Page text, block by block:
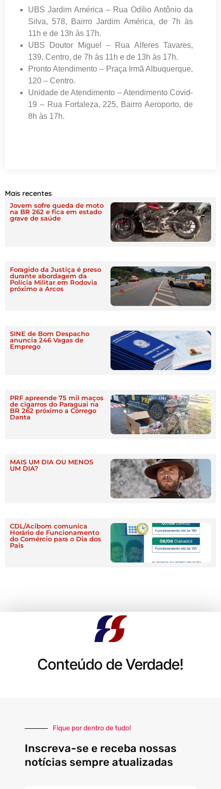
UBS Jardim América – Rua Odílio Antônio da
Silva, 578, Bairro Jardim América, de 7h às
11h e de 13h às 17h.
UBS Doutor Miguel – Rua Alferes Tavares,
139, Centro, de 7h às 11h e de 13h às 17h.
Pronto Atendimento – Praça Irmã Albuquerque,
120 – Centro.
Unidade de Atendimento – Atendimento Covid-
19 – Rua Fortaleza, 225, Bairro Aeroporto, de
8h às 17h.
Mais recentes
Jovem sofre queda de moto
na BR 262 e fica em estado
grave de saúde
Foragido da Justiça é preso
durante abordagem da
Polícia Militar em Rodovia
próximo a Arcos
SINE de Bom Despacho
anuncia 246 Vagas de
Emprego
PRF apreende 75 mil maços
de cigarros do Paraguai na
BR 262 próximo a Córrego
Danta
MAIS UM DIA OU MENOS
UM DIA?
CDL/Acibom comunica
Horário de Funcionamento
do Comércio para o Dia dos
Pais
Conteúdo de Verdade!
Fique por dentro de tudo!
Inscreva-se e receba nossas
notícias sempre atualizadas